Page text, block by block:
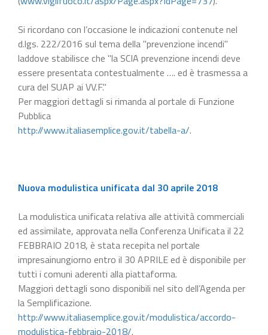
Si ricordano con l’occasione le indicazioni contenute nel
d.lgs. 222/2016 sul tema della "prevenzione incendi"
laddove stabilisce che "la SCIA prevenzione incendi deve
essere presentata contestualmente …. ed è trasmessa a
cura del SUAP ai VV.F."
Per maggiori dettagli si rimanda al portale di Funzione
Pubblica
http://www.italiasemplice.gov.it/tabella-a/.
Nuova modulistica unificata dal 30 aprile 2018
La modulistica unificata relativa alle attività commerciali
ed assimilate, approvata nella Conferenza Unificata il 22
FEBBRAIO 2018, è stata recepita nel portale
impresainungiorno entro il 30 APRILE ed è disponibile per
tutti i comuni aderenti alla piattaforma.
Maggiori dettagli sono disponibili nel sito dell’Agenda per
la Semplificazione.
http://www.italiasemplice.gov.it/modulistica/accordo-
modulistica-febbraio-2018/.